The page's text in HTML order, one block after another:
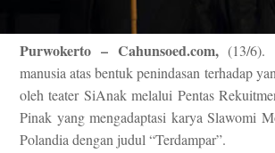
Purwokerto – Cahunsoed.com,(13/6).
manusia atas bentuk penindasan terhadap
oleh teater SiAnak melalui Pentas
Pinak yang mengadaptasi karya Slawomi
Polandia dengan judul “Terdampar”.